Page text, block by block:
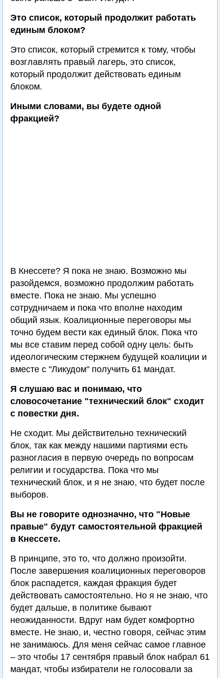
Это список, который продолжит работать
единым блоком?
Это список, который стремится к тому, чтобы
возглавлять правый лагерь, это список,
который продолжит действовать единым
блоком.
Иными словами, вы будете одной
фракцией?
В Кнессете? Я пока не знаю. Возможно мы
разойдемся, возможно продолжим работать
вместе. Пока не знаю. Мы успешно
сотрудничаем и пока что вполне находим
общий язык. Коалиционные переговоры мы
точно будем вести как единый блок. Пока что
мы все ставим перед собой одну цель: быть
идеологическим стержнем будущей коалиции и
вместе с "Ликудом" получить 61 мандат.
Я слушаю вас и понимаю, что
словосочетание "технический блок" сходит
с повестки дня.
Не сходит. Мы действительно технический
блок, так как между нашими партиями есть
разногласия в первую очередь по вопросам
религии и государства. Пока что мы
технический блок, и я не знаю, что будет после
выборов.
Вы не говорите однозначно, что "Новые
правые" будут самостоятельной фракцией
в Кнессете.
В принципе, это то, что должно произойти.
После завершения коалиционных переговоров
блок распадется, каждая фракция будет
действовать самостоятельно. Но я не знаю, что
будет дальше, в политике бывают
неожиданности. Вдруг нам будет комфортно
вместе. Не знаю, и, честно говоря, сейчас этим
не занимаюсь. Для меня сейчас самое главное
– это чтобы 17 сентября правый блок набрал 61
мандат, чтобы избиратели не голосовали за